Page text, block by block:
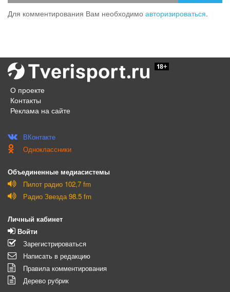
Для комментирования Вам необходимо авторизироваться.
О проекте
Контакты
Реклама на сайте
ВКонтакте
Одноклассники
Объединенные медиасистемы
Пилот радио 102,7 fm
Радио Звезда 98.5 fm
Личный кабинет
Войти
Зарегистрироваться
Написать в редакцию
Правила комментирования
Дерево рубрик